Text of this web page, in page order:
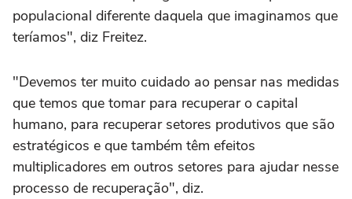
populacional diferente daquela que imaginamos que
teríamos", diz Freitez.
"Devemos ter muito cuidado ao pensar nas medidas
que temos que tomar para recuperar o capital
humano, para recuperar setores produtivos que são
estratégicos e que também têm efeitos
multiplicadores em outros setores para ajudar nesse
processo de recuperação", diz.